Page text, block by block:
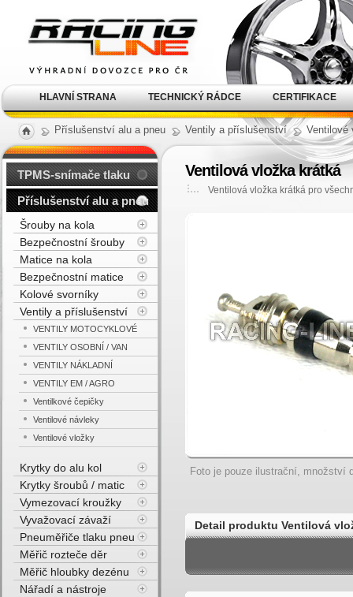
Příslušenství alu a pneu Ventily a příslušenství Ventilové
Ventilová vložka krátká
Ventilová vložka krátká pro
Foto je pouze ilustrační, množství
Detail produktu Ventilová
TPMS-snímače tlaku
Příslušenství alu a pneu
Šrouby na kola
Bezpečnostní šrouby
Matice na kola
Bezpečnostní matice
Kolové svorníky
Ventily a příslušenství
VENTILY MOTOCYKLOVÉ
VENTILY OSOBNÍ / VAN
VENTILY NÁKLADNÍ
VENTILY EM / AGRO
Ventilkové čepičky
Ventilové návleky
Ventilové vložky
Krytky do alu kol
Krytky šroubů / matic
Vymezovací kroužky
Vyvažovací závaží
Pneuměřiče tlaku pneu
Měřič rozteče děr
Měřič hloubky dezénu
Nářadí a nástroje
kola Racing Line
HLAVNÍ STRANA TECHNICKÝ RÁDCE CERTIFIKACE